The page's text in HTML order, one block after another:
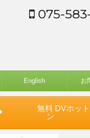
075-
English お
無料 DVホット
ン